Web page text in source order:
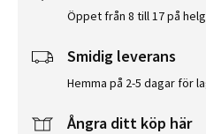
Öppet från 8 till 17 på
Smidig leverans
Hemma på 2-5 dagar för
Ångra ditt köp här